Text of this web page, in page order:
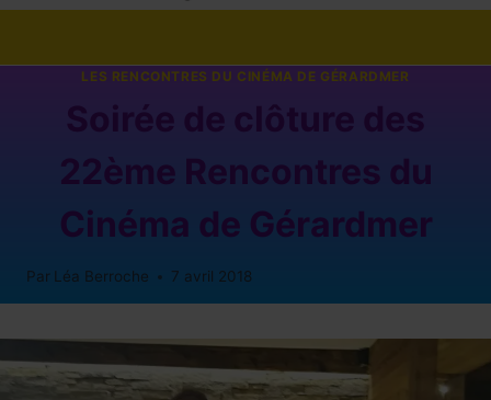
LES RENCONTRES DU CINÉMA DE GÉRARDMER
22ème Rencontres du
Cinéma de Gérardmer
Par Léa Berroche 7 avril 2018